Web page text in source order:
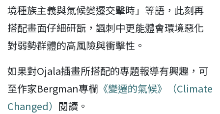
境種族主義與氣候變遷交擊時」等語，此刻再
搭配畫面仔細研翫，諷刺中更能體會環境惡化
對弱勢群體的高風險與衝擊性。
如果對Ojala插畫所搭配的專題報導有興趣，可
至作家Bergman專欄 《變遷的氣候》（Climate
Changed） 閱讀。